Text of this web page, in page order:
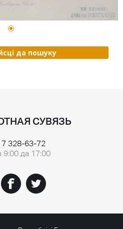
да пошуку
СУВЯЗЬ
328-63-72
9:00 да 17:00